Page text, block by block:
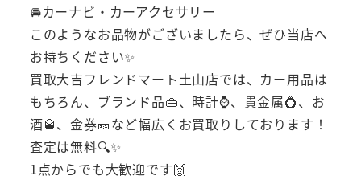
🚘カーナビ・カーアクセサリー
このようなお品物がございましたら、ぜひ当店へ
お持ちください✨
買取大吉フレンドマート土山店では、カー用品は
もちろん、ブランド品👜、時計⌚、貴金属💍、お
酒🥃、金券🎫など幅広くお買取りしております！
査定は無料🔍✨
1点からでも大歓迎です🙌